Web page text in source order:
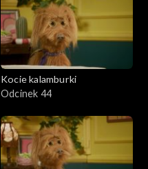
Kocie kalamburki
Odcinek 44